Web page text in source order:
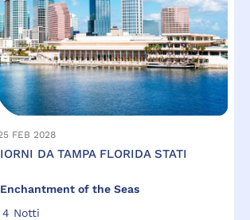
FEB 2028
DA TAMPA FLORIDA STATI
Enchantment of the Seas
4 Notti